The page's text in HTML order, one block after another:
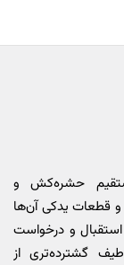
حشره‌کش و
قطعات یدکی آن‌ها
استقبال و درخواست
گشترده‌تری از